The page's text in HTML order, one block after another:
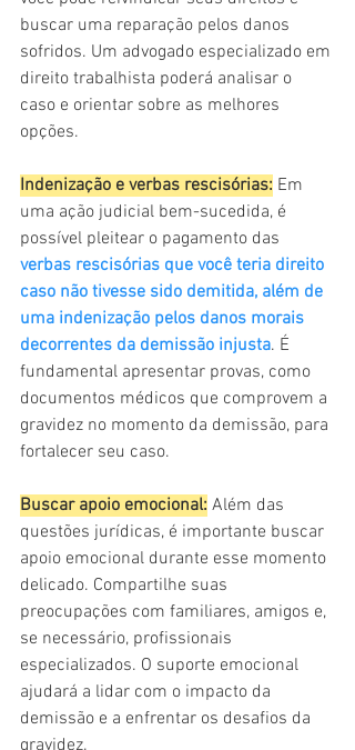
buscar uma reparação pelos danos
sofridos. Um advogado especializado em
direito trabalhista poderá analisar o
caso e orientar sobre as melhores
opções.
Indenização e verbas rescisórias: Em
uma ação judicial bem-sucedida, é
possível pleitear o pagamento das
verbas rescisórias que você teria direito
caso não tivesse sido demitida, além de
uma indenização pelos danos morais
decorrentes da demissão injusta. É
fundamental apresentar provas, como
documentos médicos que comprovem a
gravidez no momento da demissão, para
fortalecer seu caso.
Buscar apoio emocional: Além das
questões jurídicas, é importante buscar
apoio emocional durante esse momento
delicado. Compartilhe suas
preocupações com familiares, amigos e,
se necessário, profissionais
especializados. O suporte emocional
ajudará a lidar com o impacto da
demissão e a enfrentar os desafios da